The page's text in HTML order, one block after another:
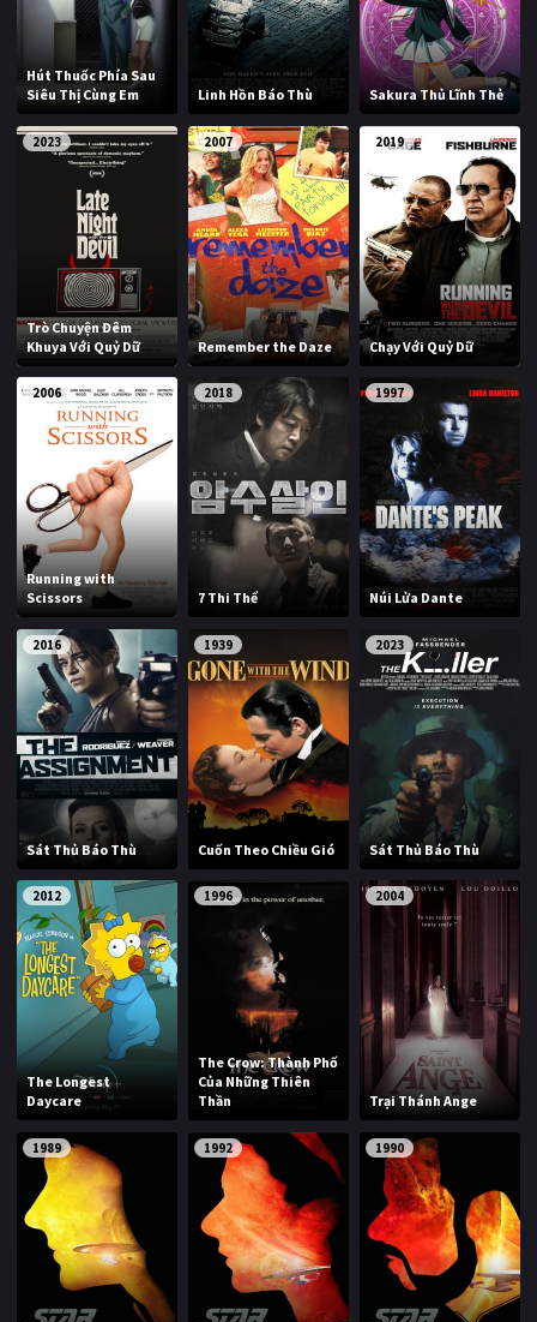
Hút Thuốc Phía Sau
Siêu Thị Cùng Em
Linh Hồn Báo Thù Sakura Thủ Lĩnh Thẻ
2023
Trò Chuyện Đêm
Khuya Với Quỷ Dữ
2007
Remember the Daze
2019
Chạy Với Quỷ Dữ
2006
Running with
Scissors
2018
7 Thi Thể
1997
Núi Lửa Dante
2016
Sát Thủ Báo Thù
1939
Cuốn Theo Chiều Gió
2023
Sát Thủ Báo Thù
2012
The Longest
Daycare
1996
The Crow: Thành Phố
Của Những Thiên
Thần
2004
Trại Thánh Ange
1989 1992 1990